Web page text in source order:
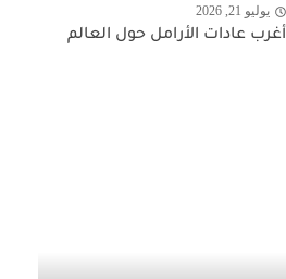
يوليو 21, 2026
أغرب عادات الأرامل حول العالم